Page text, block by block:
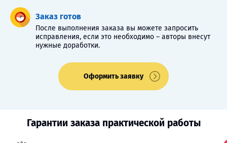
Заказ готов
После выполнения заказа вы можете запросить
исправления, если это необходимо – авторы внесут
нужные доработки.
Оформить заявку
Гарантии заказа практической работы